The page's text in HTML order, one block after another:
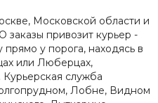
Московской области и
привозит курьер -
у порога, находясь в
или Люберцах,
служба
Лобне, Видном